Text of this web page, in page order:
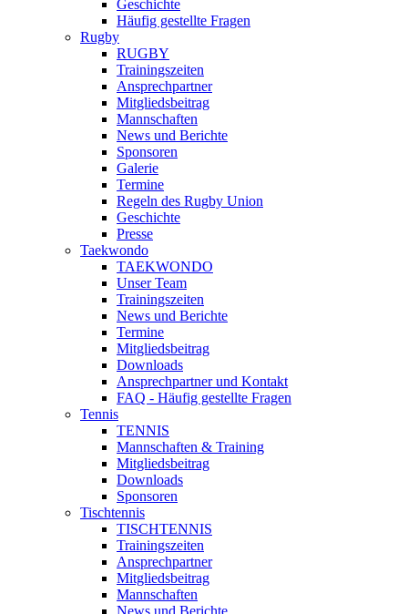
Geschichte
Häufig gestellte Fragen
Rugby
RUGBY
Trainingszeiten
Ansprechpartner
Mitgliedsbeitrag
Mannschaften
News und Berichte
Sponsoren
Galerie
Termine
Regeln des Rugby Union
Geschichte
Presse
Taekwondo
TAEKWONDO
Unser Team
Trainingszeiten
News und Berichte
Termine
Mitgliedsbeitrag
Downloads
Ansprechpartner und Kontakt
FAQ - Häufig gestellte Fragen
Tennis
TENNIS
Mannschaften & Training
Mitgliedsbeitrag
Downloads
Sponsoren
Tischtennis
TISCHTENNIS
Trainingszeiten
Ansprechpartner
Mitgliedsbeitrag
Mannschaften
News und Berichte